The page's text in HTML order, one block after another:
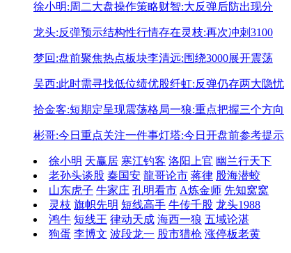
徐小明:周二大盘操作策略财智:大反弹后防出现分
龙头:反弹预示结构性行情存在灵枝:再次冲刺3100
梦回:盘前聚焦热点板块李清远:围绕3000展开震荡
吴西:此时需寻找低位绩优股纤虹:反弹仍存两大隐忧
拾金客:短期定呈现震荡格局一狼:重点把握三个方向
彬哥:今日重点关注一件事灯塔:今日开盘前参考提示
徐小明 天赢居 寒江钓客 洛阳上官 幽兰行天下
老孙头谈股 秦国安 龍哥论市 蒋律 股海潜蛟
山东虎子 牛家庄 孔明看市 A炼金师 先知窝窝
灵枝 旗帜先明 短线高手 牛传千股 龙头1988
鸿牛 短线王 律动天成 海西一狼 五域论湛
狗蛋 李博文 波段龙一 股市猎枪 涨停板老黄